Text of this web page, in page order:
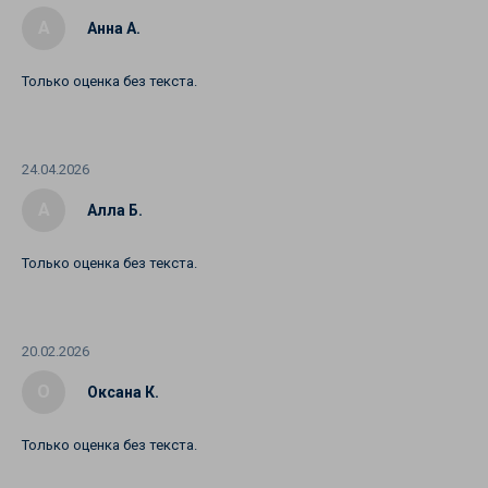
Анна А.
Только оценка без текста.
Алла Б.
24.04.2026
Только оценка без текста.
Оксана К.
20.02.2026
Только оценка без текста.